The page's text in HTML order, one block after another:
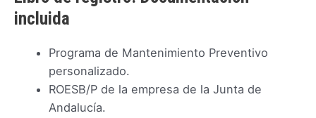
incluida
Programa de Mantenimiento Preventivo
personalizado.
ROESB/P de la empresa de la Junta de
Andalucía.